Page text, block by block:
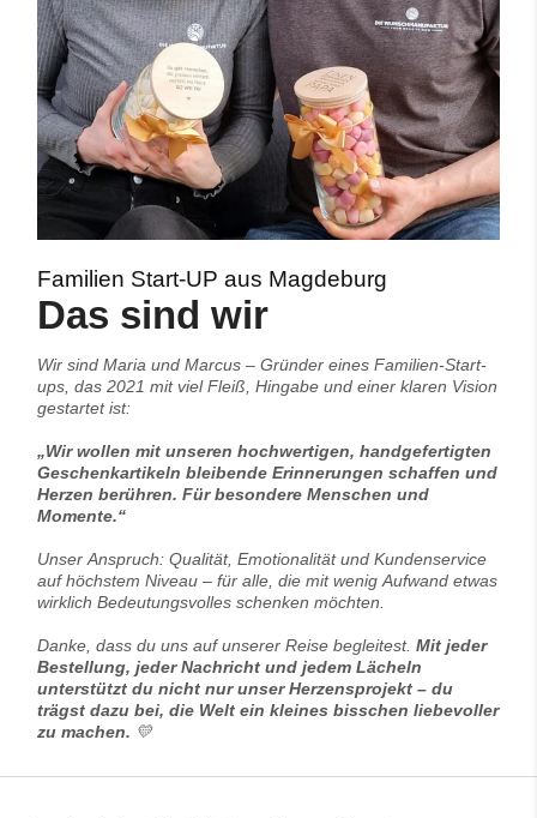
Familien Start-UP aus Magdeburg
Das sind wir
Wir sind Maria und Marcus – Gründer eines Familien-Start-
ups, das 2021 mit viel Fleiß, Hingabe und einer klaren Vision
gestartet ist:
„Wir wollen mit unseren hochwertigen, handgefertigten
Geschenkartikeln bleibende Erinnerungen schaffen und
Herzen berühren. Für besondere Menschen und
Momente.“
Unser Anspruch: Qualität, Emotionalität und Kundenservice
auf höchstem Niveau – für alle, die mit wenig Aufwand etwas
wirklich Bedeutungsvolles schenken möchten.
Danke, dass du uns auf unserer Reise begleitest. Mit jeder
Bestellung, jeder Nachricht und jedem Lächeln
unterstützt du nicht nur unser Herzensprojekt – du
trägst dazu bei, die Welt ein kleines bisschen liebevoller
zu machen. 💛